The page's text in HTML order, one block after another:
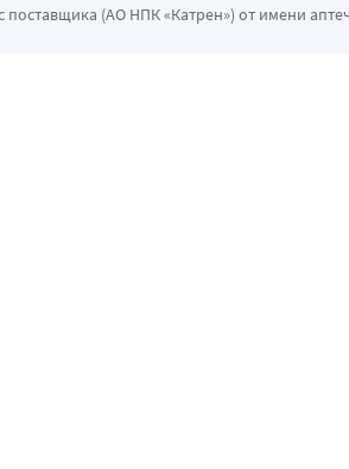
(АО НПК «Катрен») от имени